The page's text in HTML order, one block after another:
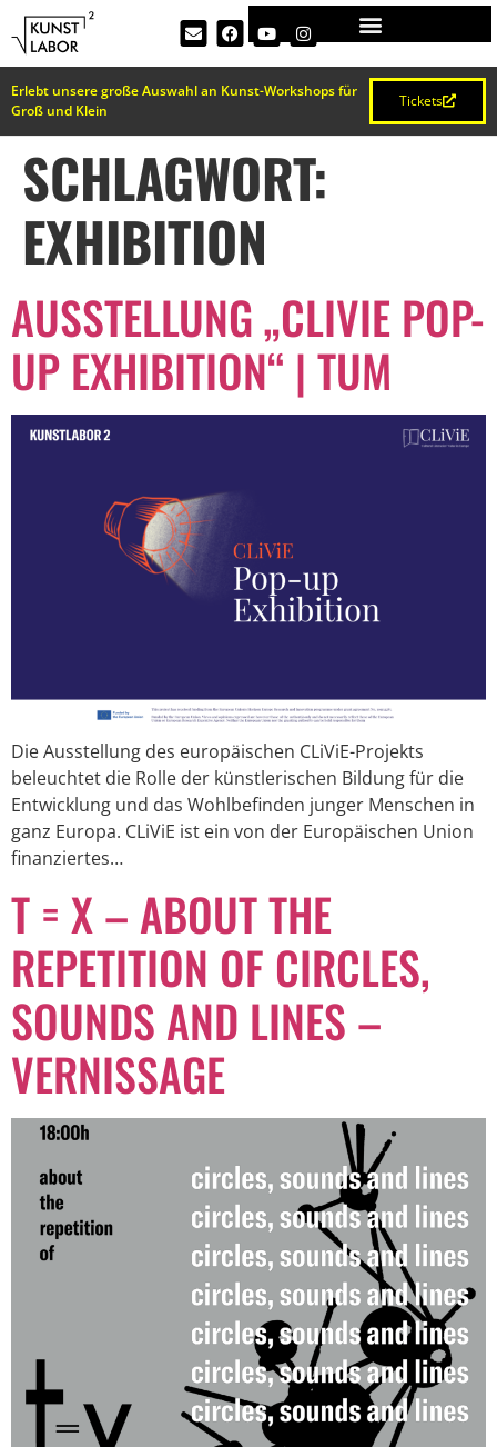
Erlebt unsere große Auswahl an Kunst-Workshops für
Groß und Klein
Tickets
SCHLAGWORT:
EXHIBITION
AUSSTELLUNG „CLIVIE POP-
UP EXHIBITION“ | TUM
Die Ausstellung des europäischen CLiViE-Projekts
beleuchtet die Rolle der künstlerischen Bildung für die
Entwicklung und das Wohlbefinden junger Menschen in
ganz Europa. CLiViE ist ein von der Europäischen Union
finanziertes…
T = X – ABOUT THE
REPETITION OF CIRCLES,
SOUNDS AND LINES –
VERNISSAGE